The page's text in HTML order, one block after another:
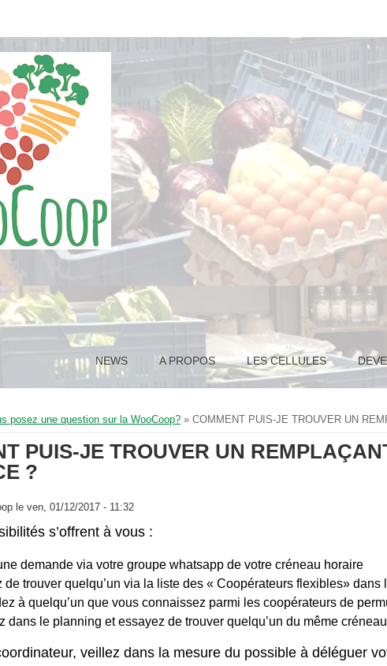
NEWS A PROPOS LES CELLULES
posez une question sur la WooCoop? » COMMENT PUIS-JE TROUVER UN
PUIS-JE TROUVER UN
?
le ven, 01/12/2017 - 11:32
s’offrent à vous :
demande via votre groupe whatsapp de votre créneau horaire
de trouver quelqu’un via la liste des « Coopérateurs flexibles» dans
à quelqu’un que vous connaissez parmi les coopérateurs de
dans le planning et essayez de trouver quelqu’un du même
veillez dans la mesure du possible à déléguer